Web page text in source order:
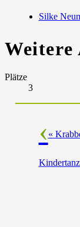
Silke
Weitere
Plätze
3
«